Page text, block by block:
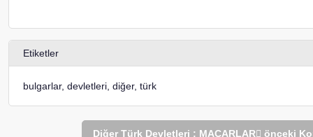
Etiketler
bulgarlar, devletleri diğer, türk
Diğer Türk Devletleri : MACARLAR önceki